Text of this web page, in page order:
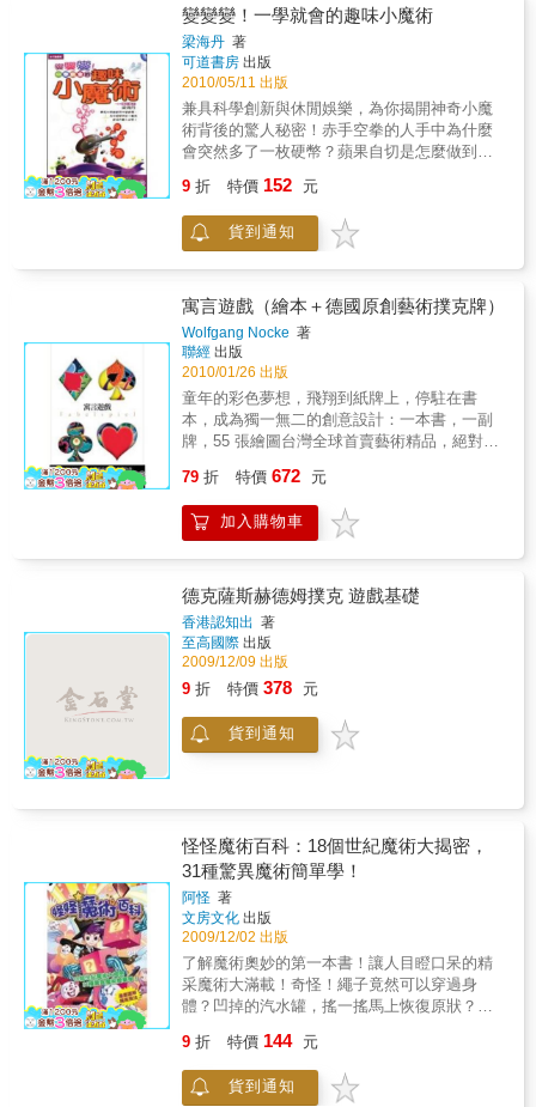
發生僅僅可以稱作產生效果的一個組成部分而
己。準備這本書的目的在於使所有整體的技藝
細化到最小的共同點。效果二消失透過非自然
的方式將一件事物在眼前變不見。顯然地，這
與產生效果相反，與無實際的供應相反的自然
就是無限的容量。我調查研究後發現，只有少
數的魔術可以算作這個類別。透過反向觀察增
加的效果後，也就是減少效果，我們可以得出
這樣一個結論，把增加別類於產生效果中是可
轉移到另一處。這個效果針對的是位至上的變
化。物體可以在手上消失，並重新出現在旁邊
的桌子上。或者是它可以變換地點，在一個圓
是消失和產生兩個效果相結合後的產物。但我
認為對於觀眾來說，這只不過是一個移動的效
果罷了。效果四改變一個人或一件物體改變其
身分、顏色、大小、形狀、特徵等。改變和易
位兩個效果有者很緊密的關聯。在某種意義上
與易位是相似的，這讓它與產生和消失兩個效
果也相關。但是，在這個效果中，變化是關於
人或物這樣的固體物質穿過另一個人或物那樣
的固體物質。穿透效果是在不改變物體狀態和
性質的情況下，而且又沒有任何通道可供穿透
被完全或部分毀壞並且隨後被恢復原狀。被復
原物體在毀壞之前可以在其上面做辨識標誌，
也可以不用。效果七賦予生命一個沒有生命的
物體被神奇地賦予生命而運動起來。這可以是
一個沒有生命物體的外觀上的自我運動或者是
超自然的運動。許多虛假的降神術就是屬於此
類型。賦予生命這個效果可以在物體與外界隔
離的情況下完成。或者也可以不進行隔離。賦
反重力作用而呈現的狀態。實際上，這個效果
吸引力總會與磁懸浮掛吊。經過仔細的考慮，
我得出結論，觀眾對這兩種效果會有不同的看
法。在一種情況下，物體看上去是浮在空中，
在另一種情況下，物體看上去是被一些類似磁
力的吸引力所懸浮。有人提議將這個效果擴展
到包含所有自然規律的效果。但是透過分析這
種情況，經過分析，我認為這樣太廣泛了，就
像將全部的魔術保留劇目放到這個效果下一
手法開始教起，一直到進階複雜的變化技巧，
處處提醒你應該掌握的要訣，此外，還傳授你
如何與觀眾互動，以營造出扣人心弦的表演氣
氛！絕對傾囊以授，獻給新手魔術師的第一本
書！本書特色1.利用一個硬幣，設計出各種魔
術表演，可說是錢幣魔術的大全。2.500多張彩
色步驟圖，講解超詳細，讓你第一次玩魔術就
上手。
變變變！一學就會的趣味小魔術
梁海丹 著
可道書房 出版
2010/05/11 出版
兼具科學創新與休閒娛樂，為你揭開神奇小魔
術背後的驚人秘密！赤手空拳的人手中為什麼
會突然多了一枚硬幣？蘋果自切是怎麼做到
竅？小手帕怎麼會自己給自己打了個結？明明
已經用剪子剪斷的繩子，為什麼沒有斷？水杯
裡的硬幣怎麼會無緣無故失蹤？見證奇蹟，自
9 折 特價 152 元
貨到通知
寓言遊戲（繪本＋德國原創藝術撲克牌）
Wolfgang Nocke 著
聯經 出版
2010/01/26 出版
童年的彩色夢想，飛翔到紙牌上，停駐在書
本，成為獨一無二的創意設計：一本書，一副
牌，55 張繪圖台灣全球首賣藝術精品，絕對獨
師 Chris 莊謹銘 共同攜手合作！首度結合書
籍、繪畫與藝術，強調創意＋視覺效果，寓言
遊戲成為台灣第一冊繪本書＋藝術撲克牌！有
書展，諾克以鮮豔明快的插圖席捲台灣，為德
國女作家尤麗‧策的繪本《雪國奇遇》，量身打
造精美的插圖2010年諾克再度以撲克牌書，結
合 55 張造型風格的藝術撲克牌，輔以詩意的文
字，打造全球第一本附撲克牌的藝術繪本書。
不必擔心你拿到的巧克力是什麼口味，因為你
已經握有一手好牌！絕對獨一無二！最經典的
藝術收藏，最新禮物書：繪本加創意撲克牌，
現！想像無限遠、迎新好禮激發大腦的創意！
力森林！ 撲克牌變成視覺享受的繪本了，一個
個連魔術師的戲法也變不出的彩色夢境！一部
充滿原創滋味、激發創意的視覺系藏書，你也
可以看圖，說自己的故事！全繪本全彩呈現，
搭配詩意逗趣的文字，在動物的世界裡，充滿
更寬廣的夢境，更新奇的發想。藝術家諾克要
用更溫暖的創意顛覆我們的想像世界！
79 折 特價 672 元
加入購物車
德克薩斯赫德姆撲克 遊戲基礎
香港認知出 著
至高國際 出版
2009/12/09 出版
9 折 特價 378 元
貨到通知
怪怪魔術百科：18個世紀魔術大揭密，
31種驚異魔術簡單學！
阿怪 著
文房文化 出版
2009/12/02 出版
了解魔術奧妙的第一本書！讓人目瞪口呆的精
采魔術大滿載！奇怪！繩子竟然可以穿過身
體？凹掉的汽水罐，搖一搖馬上恢復原狀？什
★31種魔術道具與表演完全圖解教學，一看就
會！★18個魔術小百科，了解魔術好玩的奧
祕！★4種基本練習，讓你的表演功力大晉級！
9 折 特價 144 元
貨到通知